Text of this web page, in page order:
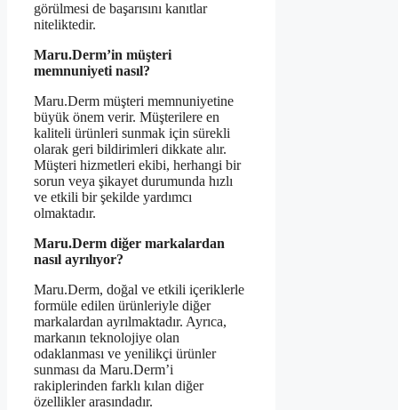
görülmesi de başarısını kanıtlar
niteliktedir.
Maru.Derm’in müşteri
memnuniyeti nasıl?
Maru.Derm müşteri memnuniyetine
büyük önem verir. Müşterilere en
kaliteli ürünleri sunmak için sürekli
olarak geri bildirimleri dikkate alır.
Müşteri hizmetleri ekibi, herhangi bir
sorun veya şikayet durumunda hızlı
ve etkili bir şekilde yardımcı
olmaktadır.
Maru.Derm diğer markalardan
nasıl ayrılıyor?
Maru.Derm, doğal ve etkili içeriklerle
formüle edilen ürünleriyle diğer
markalardan ayrılmaktadır. Ayrıca,
markanın teknolojiye olan
odaklanması ve yenilikçi ürünler
sunması da Maru.Derm’i
rakiplerinden farklı kılan diğer
özellikler arasındadır.